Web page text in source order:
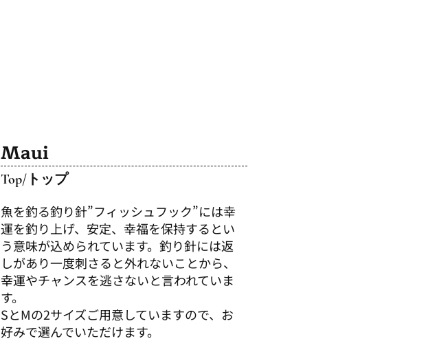
Maui
Top/ ​トップ
魚を釣る釣り針”フィッシュフック”には幸
運を釣り上げ、安定、幸福を保持するとい
う意味が込められています。釣り針には返
しがあり一度刺さると外れないことから、
幸運やチャンスを逃さないと言われていま
す。
S​とMの2サイズご用意していますので、お
好みで選んでいただけます。